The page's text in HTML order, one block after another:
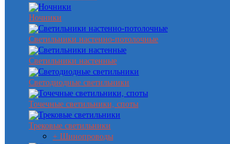
Ночники
Светильники настенно-потолочные
Светильники настенные
Светодиодные светильники
Точечные светильники, споты
Трековые светильники
+ Шинопроводы